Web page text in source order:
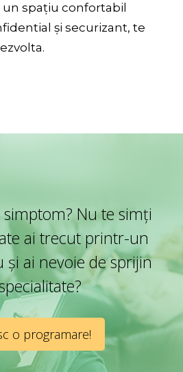
spațiu confortabil
și securizant, te
Nu te simți
ai trecut printr-un
ai nevoie de sprijin
o programare!